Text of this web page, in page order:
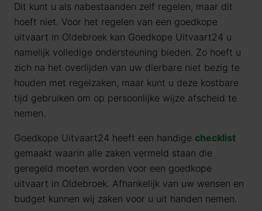
Dit kunt u als nabestaanden zelf regelen, maar dit
hoeft niet. Voor het regelen van een goedkope
uitvaart in Oldebroek kan Goedkope Uitvaart24 u
namelijk volledige ondersteuning bieden. Zo hoeft u
zich na het overlijden van uw dierbare niet bezig te
houden met regelzaken, maar kunt u deze kostbare
tijd gebruiken om op persoonlijke wijze afscheid te
nemen.
Goedkope Uitvaart24 heeft een handige checklist
gemaakt waarin alle zaken vermeld staan die
geregeld moeten worden voor een goedkope
uitvaart in Oldebroek. Afhankelijk van uw wensen en
budget kunnen wij zaken voor u uit handen nemen.